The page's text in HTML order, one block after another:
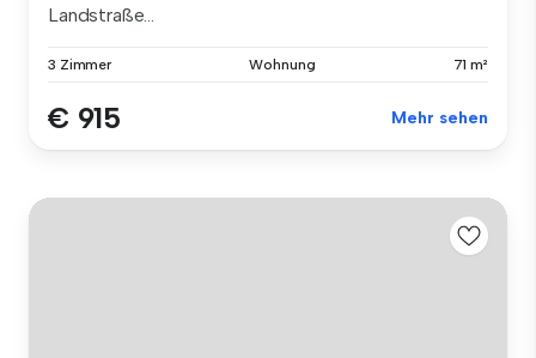
Landstraße...
3 Zimmer Wohnung 71 m²
€ 915 Mehr sehen